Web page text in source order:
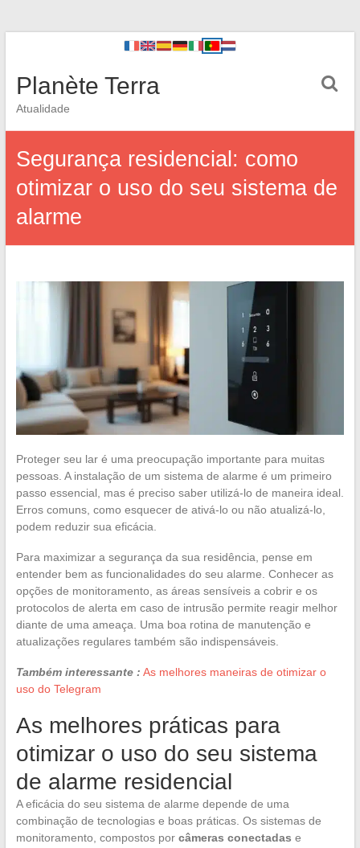
Planète Terra
Atualidade
Segurança residencial: como
otimizar o uso do seu sistema de
alarme
Proteger seu lar é uma preocupação importante para muitas
pessoas. A instalação de um sistema de alarme é um primeiro
passo essencial, mas é preciso saber utilizá-lo de maneira ideal.
Erros comuns, como esquecer de ativá-lo ou não atualizá-lo,
podem reduzir sua eficácia.
Para maximizar a segurança da sua residência, pense em
entender bem as funcionalidades do seu alarme. Conhecer as
opções de monitoramento, as áreas sensíveis a cobrir e os
protocolos de alerta em caso de intrusão permite reagir melhor
diante de uma ameaça. Uma boa rotina de manutenção e
atualizações regulares também são indispensáveis.
Também interessante : As melhores maneiras de otimizar o
uso do Telegram
As melhores práticas para
otimizar o uso do seu sistema
de alarme residencial
A eficácia do seu sistema de alarme depende de uma
combinação de tecnologias e boas práticas. Os sistemas de
monitoramento, compostos por câmeras conectadas e